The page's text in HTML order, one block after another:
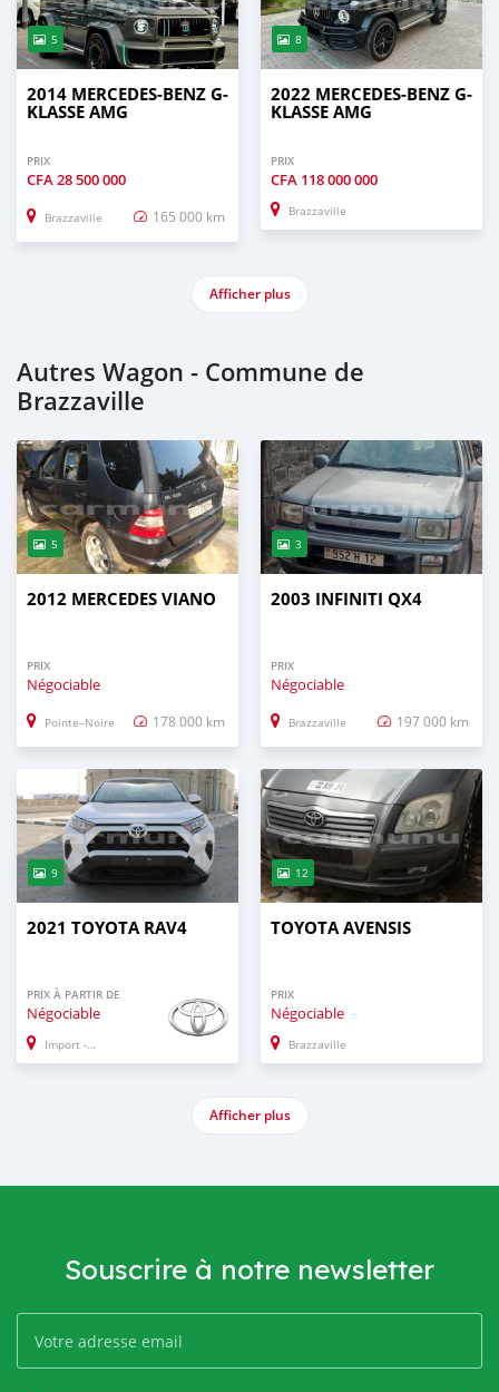
5
2014 MERCEDES-BENZ G-
KLASSE AMG
PRIX
CFA28 500 000
Brazzaville 165 000 km
8
2022 MERCEDES-BENZ G-
KLASSE AMG
PRIX
CFA 118 000 000
Brazzaville
Afficher plus
Autres Wagon - Commune de
Brazzaville
5
2012 MERCEDES VIANO
PRIX
Négociable
Pointe–Noire 178 000 km
3
2003 INFINITI QX4
PRIX
Négociable
Brazzaville 197 000 km
9
2021 TOYOTA RAV4
PRIX À PARTIR DE
Négociable
Import - Dubai
12
TOYOTA AVENSIS
PRIX
Négociable
Brazzaville
Afficher plus
Souscrire à notre newsletter